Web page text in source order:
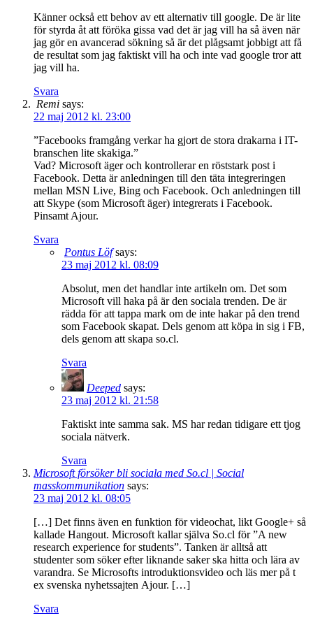
Känner också ett behov av ett alternativ till google. De är lite
för styrda åt att föröka gissa vad det är jag vill ha så även när
jag gör en avancerad sökning så är det plågsamt jobbigt att få
de resultat som jag faktiskt vill ha och inte vad google tror att
jag vill ha.
Svara
Remi says:
22 maj 2012 kl. 23:00
”Facebooks framgång verkar ha gjort de stora drakarna i IT-
branschen lite skakiga.”
Vad? Microsoft äger och kontrollerar en röststark post i
Facebook. Detta är anledningen till den täta integreringen
mellan MSN Live, Bing och Facebook. Och anledningen till
att Skype (som Microsoft äger) integrerats i Facebook.
Pinsamt Ajour.
Svara
Pontus Löf says:
23 maj 2012 kl. 08:09
Absolut, men det handlar inte artikeln om. Det som
Microsoft vill haka på är den sociala trenden. De är
rädda för att tappa mark om de inte hakar på den trend
som Facebook skapat. Dels genom att köpa in sig i FB,
dels genom att skapa so.cl.
Svara
Deeped says:
23 maj 2012 kl. 21:58
Faktiskt inte samma sak. MS har redan tidigare ett tjog
sociala nätverk.
Svara
Microsoft försöker bli sociala med So.cl | Social
masskommunikation says:
23 maj 2012 kl. 08:05
[…] Det finns även en funktion för videochat, likt Google+ så
kallade Hangout. Microsoft kallar själva So.cl för ”A new
research experience for students”. Tanken är alltså att
studenter som söker efter liknande saker ska hitta och lära av
varandra. Se Microsofts introduktionsvideo och läs mer på t
ex svenska nyhetssajten Ajour. […]
Svara